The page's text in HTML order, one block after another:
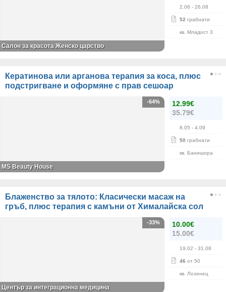
2.06 - 26.08
52 грабнати
кв. Младост 3
Салон за красота Женско царство
Кератинова или арганова терапия за коса, плюс
подстригване и оформяне с прав сешоар
12.99€
35.79€
8.05 - 4.09
50 грабнати
кв. Банишора
-64%
МS Beauty House
Блаженство за тялото: Класически масаж на
гръб, плюс терапия с камъни от Хималайска сол
10.00€
15.00€
19.02 - 31.08
46 от 50
кв. Лозенец
-33%
Център за интеграционна медицина